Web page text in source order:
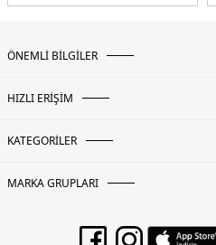
ÖNEMLİ BİLGİLER
HIZLI ERİŞİM
KATEGORİLER
MARKA GRUPLARI